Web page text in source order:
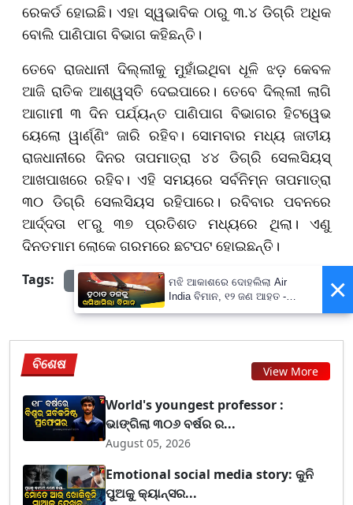
ରେକର୍ଡ ହୋଇଛି। ଏହା ସ୍ୱଭାବିକ ଠାରୁ ୩.୪ ଡିଗ୍ରି ଅଧିକ
ବୋଲି ପାଣିପାଗ ବିଭାଗ କହିଛନ୍ତି।
ତେବେ ରାଜଧାନୀ ଦିଲ୍ଲୀକୁ ମୁହାଁଇଥିବା ଧୂଳି ଝଡ଼ କେବଳ
ଆଜି ରାତିକ ଆଶ୍ୱସ୍ତି ଦେଇପାରେ। ତେବେ ଦିଲ୍ଲୀ ଲାଗି
ଆଗାମୀ ୩ ଦିନ ପର୍ଯ୍ୟନ୍ତ ପାଣିପାଗ ବିଭାଗର ହିଟୱେଭ
ୟେଲୋ ୱାର୍ଣ୍ଣିଂ ଜାରି ରହିବ। ସୋମବାର ମଧ୍ୟ ଜାତୀୟ
ରାଜଧାନୀରେ ଦିନର ତାପମାତ୍ରା ୪୪ ଡିଗ୍ରି ସେଲସିୟସ୍
ଆଖପାଖରେ ରହିବ। ଏହି ସମୟରେ ସର୍ବନିମ୍ନ ତାପମାତ୍ରା
୩୦ ଡିଗ୍ରି ସେଲସିୟସ ରହିପାରେ। ରବିବାର ପବନରେ
ଆର୍ଦ୍ଦତା ୧୮ରୁ ୩୭ ପ୍ରତିଶତ ମଧ୍ୟରେ ଥିଲା। ଏଣୁ
ଦିନତମାମ ଲୋକେ ଗରମରେ ଛଟପଟ ହୋଇଛନ୍ତି।
Tags: prameyanews7
ବିଶେଷ View More
World's youngest professor :
ଭାଙ୍ଗିଲା ୩୦୬ ବର୍ଷର ର...
August 05, 2026
Emotional social media story: କୁନି
ପୁଅକୁ କ୍ୟାନ୍ସର...
×
ମଝି ଆକାଶରେ ଦୋହଲିଲା Air
India ବିମାନ, ୧୨ ଜଣ ଆହତ -
PrameyaNews7